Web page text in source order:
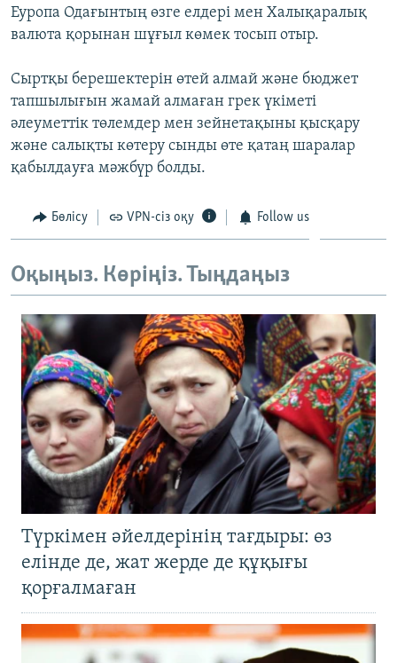
Еуропа Одағынтың өзге елдері мен Халықаралық
валюта қорынан шұғыл көмек тосып отыр.
Сыртқы берешектерін өтей алмай және бюджет
тапшылығын жамай алмаған грек үкіметі
әлеуметтік төлемдер мен зейнетақыны қысқару
және салықты көтеру сынды өте қатаң шаралар
қабылдауға мәжбүр болды.
Бөлісу VPN-сіз оқу Follow us
Оқыңыз. Көріңіз. Тыңдаңыз
Түркімен әйелдерінің тағдыры: өз
елінде де, жат жерде де құқығы
қорғалмаған